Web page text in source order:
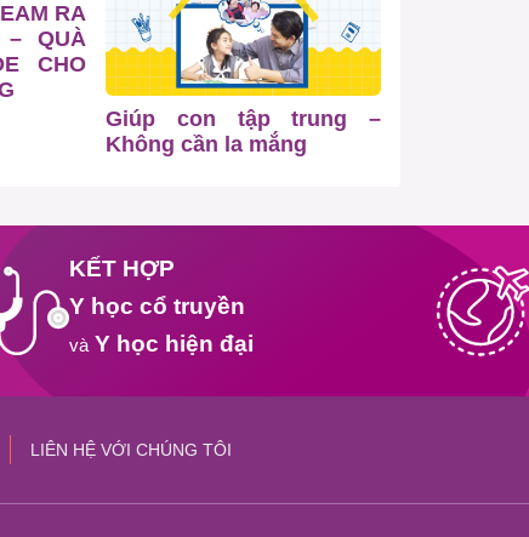
RA
– QUÀ
CHO
Giúp con tập trung –
Không cần la mắng
KẾT HỢP
Y học cổ truyền
và Y học hiện đại
LIÊN HỆ VỚI CHÚNG TÔI